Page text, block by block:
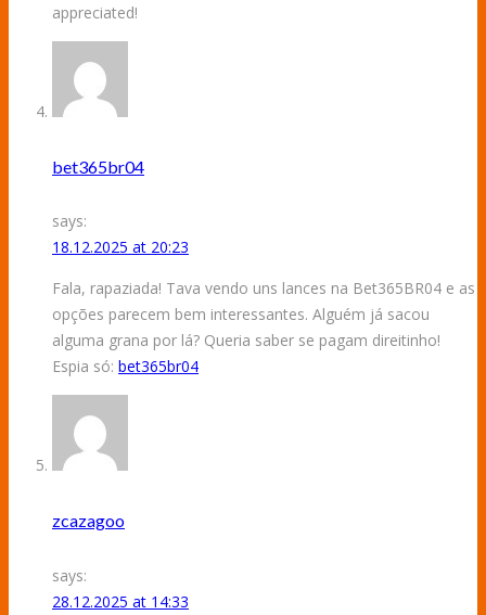
appreciated!
bet365br04
says:
18.12.2025 at 20:23
Fala, rapaziada! Tava vendo uns lances na Bet365BR04 e as
opções parecem bem interessantes. Alguém já sacou
alguma grana por lá? Queria saber se pagam direitinho!
Espia só: bet365br04
zcazagoo
says:
28.12.2025 at 14:33